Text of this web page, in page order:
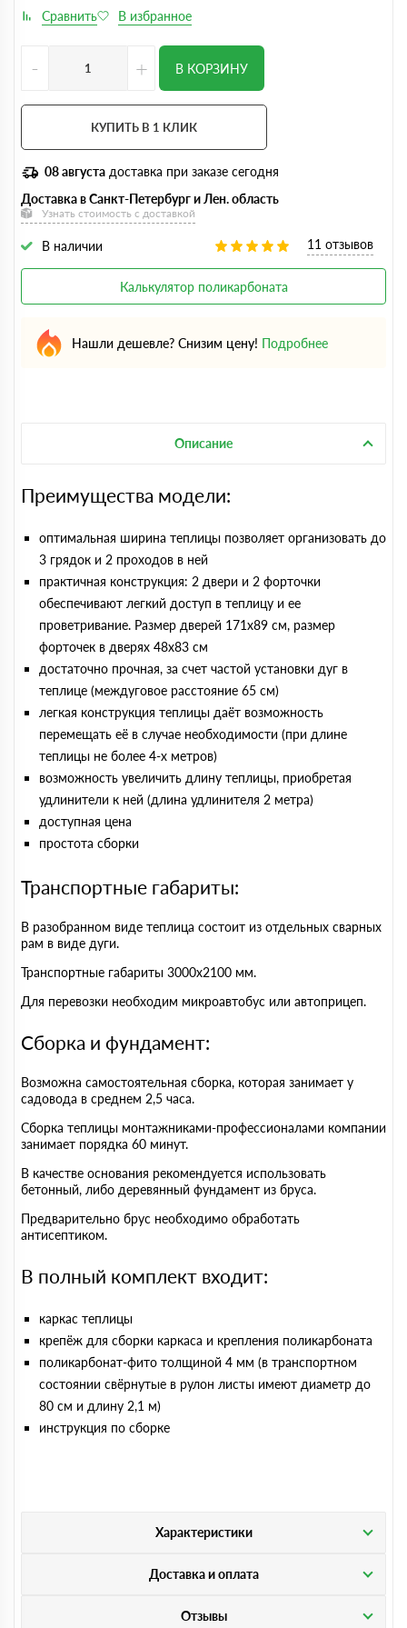
- + В КОРЗИНУ
КУПИТЬ В 1 КЛИК
08 августа доставка при заказе сегодня
Доставка в Санкт-Петербург и Лен. область
Узнать стоимость с доставкой
В наличии 11 отзывов
Калькулятор поликарбоната
Нашли дешевле? Снизим цену! Подробнее
Описание
Преимущества модели:
оптимальная ширина теплицы позволяет организовать до
3 грядок и 2 проходов в ней
практичная конструкция: 2 двери и 2 форточки
обеспечивают легкий доступ в теплицу и ее
проветривание. Размер дверей 171х89 cм, размер
форточек в дверях 48х83 см
достаточно прочная, за счет частой установки дуг в
теплице (междуговое расстояние 65 см)
легкая конструкция теплицы даёт возможность
перемещать её в случае необходимости (при длине
теплицы не более 4-х метров)
возможность увеличить длину теплицы, приобретая
удлинители к ней (длина удлинителя 2 метра)
доступная цена
простота сборки
Транспортные габариты:
В разобранном виде теплица состоит из отдельных сварных
рам в виде дуги.
Транспортные габариты 3000х2100 мм.
Для перевозки необходим микроавтобус или автоприцеп.
Сборка и фундамент:
Возможна самостоятельная сборка, которая занимает у
садовода в среднем 2,5 часа.
Сборка теплицы монтажниками-профессионалами компании
занимает порядка 60 минут.
В качестве основания рекомендуется использовать
бетонный, либо деревянный фундамент из бруса.
Предварительно брус необходимо обработать
антисептиком.
В полный комплект входит:
каркас теплицы
крепёж для сборки каркаса и крепления поликарбоната
поликарбонат-фито толщиной 4 мм (в транспортном
состоянии свёрнутые в рулон листы имеют диаметр до
80 см и длину 2,1 м)
инструкция по сборке
Характеристики
Доставка и оплата
Отзывы